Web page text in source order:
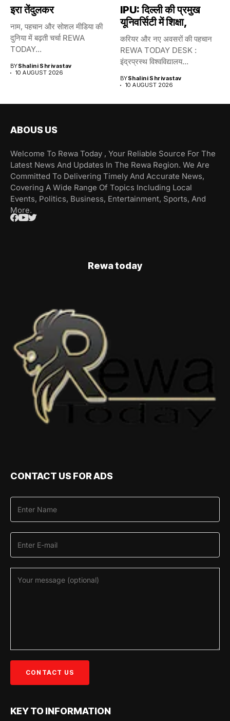
इरा तेंदुलकर
नाम, पहचान और सोशल मीडिया की
दुनिया में बढ़ती चर्चा REWA
TODAY...
BYShalini Shrivastav
10 AUGUST 2026
IPU: दिल्ली की प्रमुख
यूनिवर्सिटी में शिक्षा,
करियर और नए अवसरों की पहचान
REWA TODAY DESK :
इंद्रप्रस्थ विश्वविद्यालय...
BYShalini Shrivastav
10 AUGUST 2026
ABOUS US
Welcome To Rewa Today , Your Reliable Source For The
Latest News And Updates In The Rewa Region. We Are
Committed To Delivering Timely And Accurate News,
Covering A Wide Range Of Topics Including Local
Events, Politics, Business, Entertainment, Sports, And
More.
Rewa today
CONTACT US FOR ADS
KEY TO INFORMATION